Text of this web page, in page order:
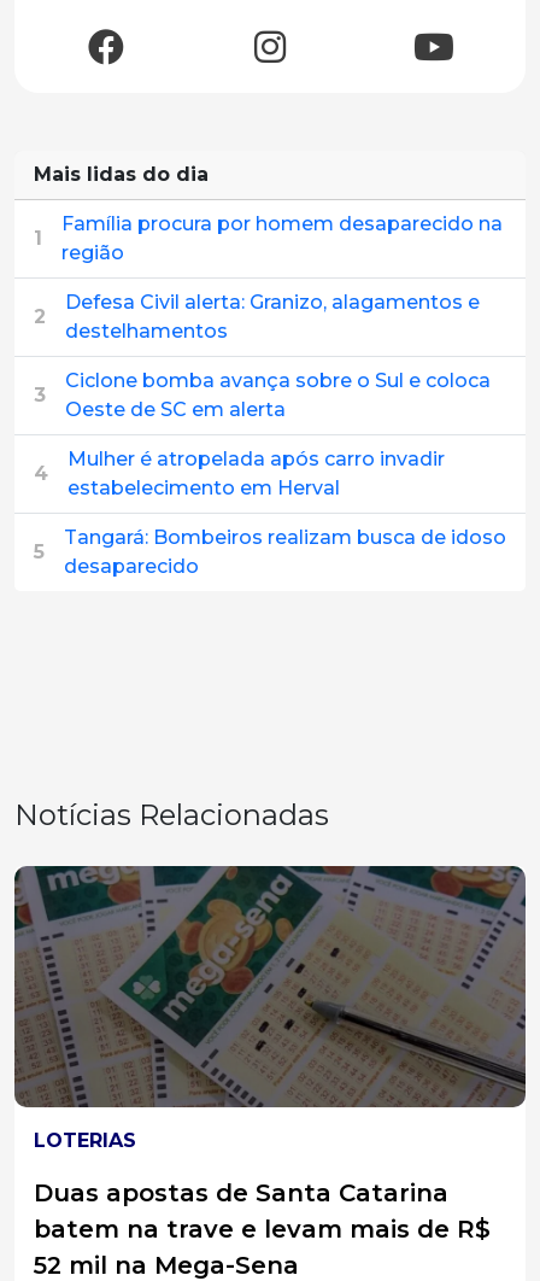
Mais lidas do dia
1
Família procura por homem desaparecido na
região
2
Defesa Civil alerta: Granizo, alagamentos e
destelhamentos
3
Ciclone bomba avança sobre o Sul e coloca
Oeste de SC em alerta
4
Mulher é atropelada após carro invadir
estabelecimento em Herval
5
Tangará: Bombeiros realizam busca de idoso
desaparecido
Notícias Relacionadas
LOTERIAS
Duas apostas de Santa Catarina
batem na trave e levam mais de R$
52 mil na Mega-Sena